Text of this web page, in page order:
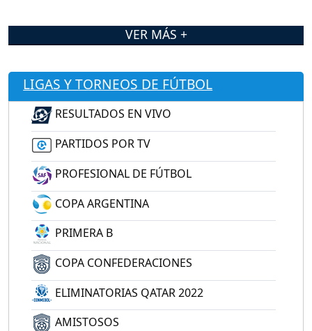
VER MÁS +
LIGAS Y TORNEOS DE FÚTBOL
RESULTADOS EN VIVO
PARTIDOS POR TV
PROFESIONAL DE FÚTBOL
COPA ARGENTINA
PRIMERA B
COPA CONFEDERACIONES
ELIMINATORIAS QATAR 2022
AMISTOSOS